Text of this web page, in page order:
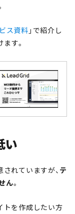
ス資料 」で紹介し
す。
い
れていますが、 テ
ん。
トを作成したい方